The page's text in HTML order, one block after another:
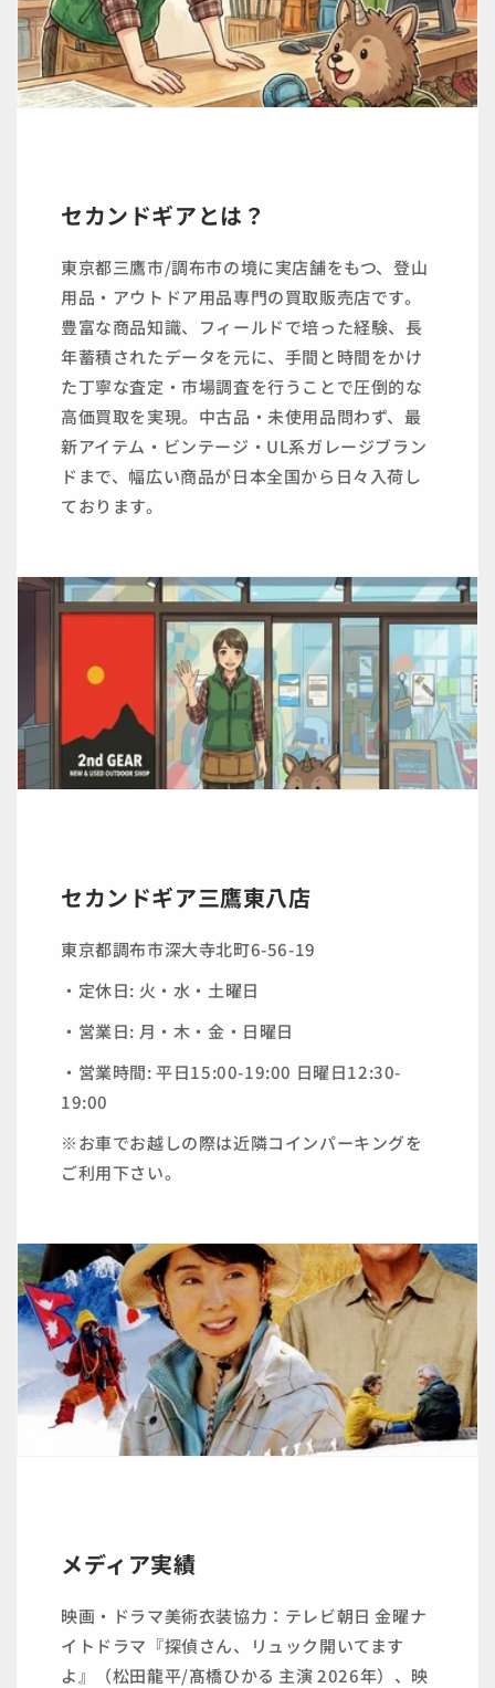
セカンドギアとは？
東京都三鷹市/調布市の境に実店舗をもつ、登山
用品・アウトドア用品専門の買取販売店です。
豊富な商品知識、フィールドで培った経験、長
年蓄積されたデータを元に、手間と時間をかけ
た丁寧な査定・市場調査を行うことで圧倒的な
高価買取を実現。中古品・未使用品問わず、最
新アイテム・ビンテージ・UL系ガレージブラン
ドまで、幅広い商品が日本全国から日々入荷し
ております。
セカンドギア三鷹東八店
東京都調布市深大寺北町6-56-19
・定休日: 火・水・土曜日
・営業日: 月・木・金・日曜日
・営業時間: 平日15:00-19:00 日曜日12:30-
19:00
※お車でお越しの際は近隣コインパーキングを
ご利用下さい。
メディア実績
映画・ドラマ美術衣装協力：テレビ朝日 金曜ナ
イトドラマ『探偵さん、リュック開いてます
よ』（松田龍平/髙橋ひかる 主演 2026年）、映